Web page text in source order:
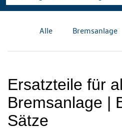
Alle Bremsanlage
Ersatzteile für
Bremsanlage |
Sätze